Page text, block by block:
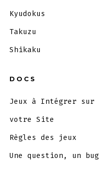
Kyudokus
Takuzu
Shikaku
DOCS
Jeux à Intégrer sur
votre Site
Règles des jeux
Une question, un bug